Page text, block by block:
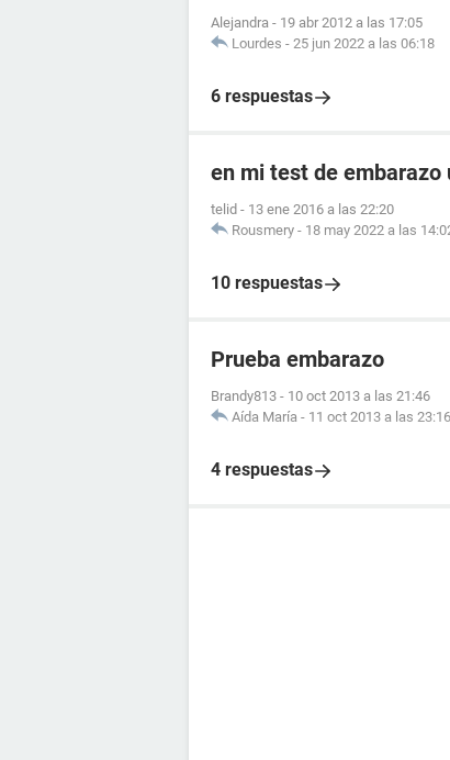
Alejandra - 19 abr 2012 a las 17:05
Lourdes - 25 jun 2022 a las 06:18
6 respuestas
en mi test de embarazo
telid - 13 ene 2016 a las 22:20
Rousmery - 18 may 2022 a las
10 respuestas
Prueba embarazo
Brandy813 - 10 oct 2013 a las 21:46
Aída María - 11 oct 2013 a las 23:16
4 respuestas